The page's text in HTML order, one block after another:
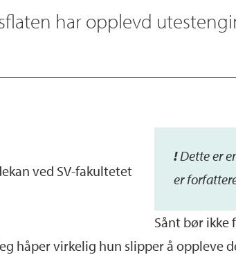
har opplevd
ved SV-fakultetet
!Detteer
er
Sånt bør
håper virkelig hun slipper å oppleve